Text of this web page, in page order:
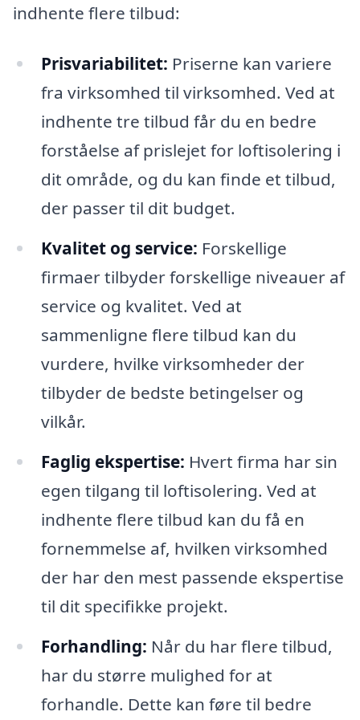
indhente flere tilbud:
Prisvariabilitet: Priserne kan variere
fra virksomhed til virksomhed. Ved at
indhente tre tilbud får du en bedre
forståelse af prislejet for loftisolering i
dit område, og du kan finde et tilbud,
der passer til dit budget.
Kvalitet og service: Forskellige
firmaer tilbyder forskellige niveauer af
service og kvalitet. Ved at
sammenligne flere tilbud kan du
vurdere, hvilke virksomheder der
tilbyder de bedste betingelser og
vilkår.
Faglig ekspertise: Hvert firma har sin
egen tilgang til loftisolering. Ved at
indhente flere tilbud kan du få en
fornemmelse af, hvilken virksomhed
der har den mest passende ekspertise
til dit specifikke projekt.
Forhandling: Når du har flere tilbud,
har du større mulighed for at
forhandle. Dette kan føre til bedre